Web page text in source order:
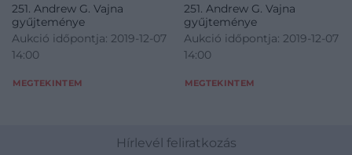
251. Andrew G. Vajna
gyűjteménye
Aukció időpontja: 2019-12-07
14:00
MEGTEKINTEM
251. Andrew G. Vajna
gyűjteménye
Aukció időpontja: 2019-12-07
14:00
MEGTEKINTEM
Hírlevél feliratkozás